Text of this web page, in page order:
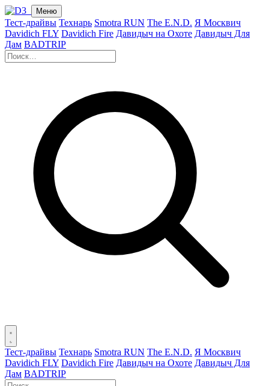
Меню
Тест-драйвы Технарь Smotra RUN The E.N.D. Я Москвич
Davidich FLY Davidich Fire Давидыч на Охоте Давидыч Для
Дам BADTRIP
Тест-драйвы Технарь Smotra RUN The E.N.D. Я Москвич
Davidich FLY Davidich Fire Давидыч на Охоте Давидыч Для
Дам BADTRIP